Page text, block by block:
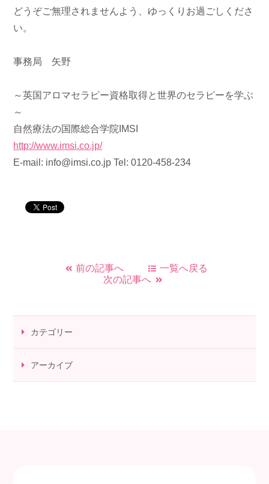
どうぞご無理されませんよう、ゆっくりお過ごしくださ
い。
事務局 矢野
～英国アロマセラピー資格取得と世界のセラピーを学ぶ
～
自然療法の国際総合学院IMSI
http://www.imsi.co.jp/
E-mail: info@imsi.co.jp Tel: 0120-458-234
前の記事へ
一覧へ戻る
次の記事へ
カテゴリー
アーカイブ